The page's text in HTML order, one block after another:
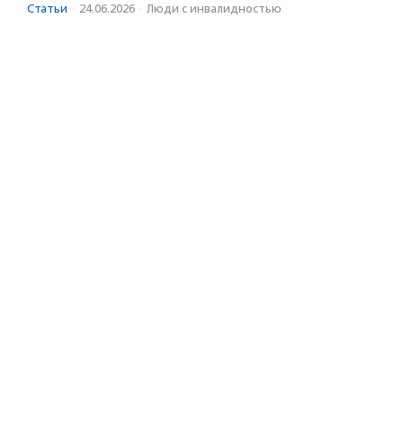
Статьи · 24.06.2026 · Люди с инвалидностью